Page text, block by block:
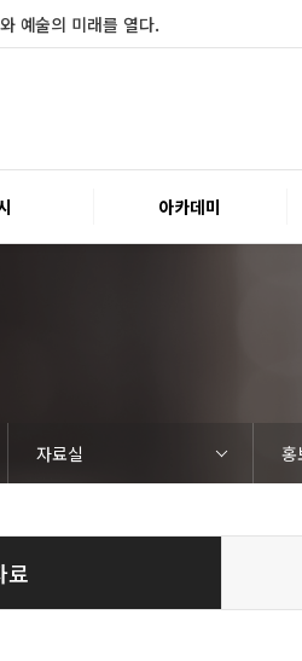
예술의 미래를 열다.
아카데미
자료실
홍
공연일정
객석안내 화
원
티켓안내 티
할
취
문화나눔티켓
공연예절·서비스 공
공
전시일정 현
예
지
전시연계교육신청
알천미술관소장품
전시예절·서비스 미
미
교육일정
행사일정
행사소개 경
국
금
경
돗
국
교
신
국
경
교
지
봉
경
제
한
한
동
경
뉴
갤
대관공고·절차 경
경
대관운영조례 운
운
사
대관신청 경
경
경주예술의전당 시
공
알
기
경주문화관1918
시립예술단 시
시
시
연
공지사항 공
입
채
자료실 홍
서
웹
Q&A 질
우수고객 회
우
인사말
재단소개 비
사
연
재
조직도
ESG 윤리·경영 인
임
문
통
경영공시 경
결
경
외
기
계
기
업
오시는길 경
경
신
료